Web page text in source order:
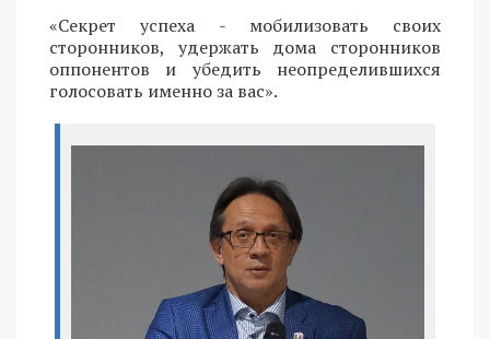
«Секрет успеха - мобилизовать своих
сторонников, удержать дома сторонников
оппонентов и убедить неопределившихся
голосовать именно за вас».